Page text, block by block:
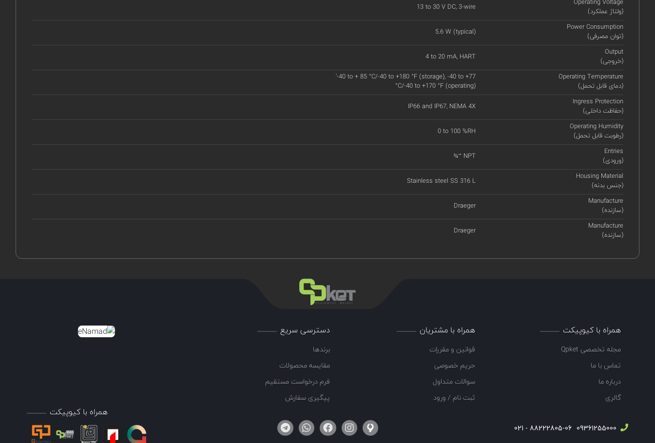
(ولتاژ عملکرد)
13 to 30 V DC, 3-wire
Power Consumption
(توان مصرفی)
5.6 W (typical)
Output
(خروجی)
4 to 20 mA, HART
Operating Temperature
(دمای قابل تحمل)
'-40 to + 85 °C/-40 to +180 °F (storage), -40 to +77
°C/-40 to +170 °F (operating)
Ingress Protection
(حفاظت داخلی)
IP66 and IP67, NEMA 4X
Operating Humidity
(رطوبت قابل تحمل)
0 to 100 %RH
Entries
(ورودی)
¾‘‘ NPT
Housing Material
(جنس بدنه)
Stainless steel SS 316 L
Manufacture
(سازنده)
Draeger
Manufacture
(سازنده)
Draeger
همراه با کیوپیکت
مجله تخصصی Qpket
تماس با ما
درباره ما
گالری
همراه با مشتریان
قوانین و مقررات
حریم خصوصی
سوالات متداول
ثبت نام / ورود
دسترسی سریع
برندها
مقایسه محصولات
فرم درخواست مستقیم
پیگیری سفارش
09361255000
88222805-06 - 021
همراه با کیوپیکت